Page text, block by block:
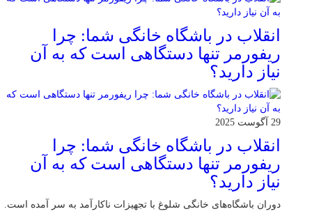
انقلاب در باشگاه خانگی شما: چرا
ریفورمر تنها دستگاهی است که به آن
نیاز دارید؟
29 آگوست 2025
انقلاب در باشگاه خانگی شما: چرا
ریفورمر تنها دستگاهی است که به آن
نیاز دارید؟
دوران باشگاه‌های خانگی شلوغ با تجهیزات ناکارآمد به سر آمده است.